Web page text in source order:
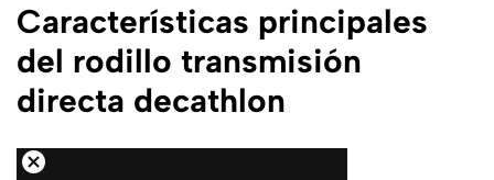
Características principales
del rodillo transmisión
directa decathlon